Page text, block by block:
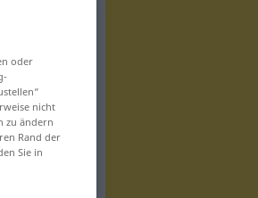
oder
nicht
zu ändern
Rand der
Sie in